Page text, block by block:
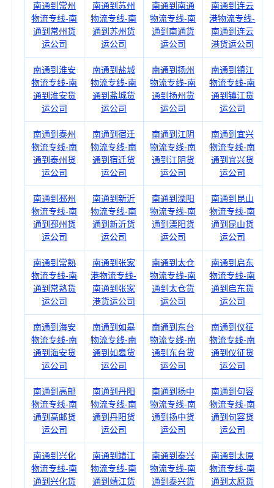
南通到常州
物流专线-南
通到常州货
运公司
南通到苏州
物流专线-南
通到苏州货
运公司
南通到南通
物流专线-南
通到南通货
运公司
南通到连云
港物流专线-
南通到连云
港货运公司
南通到淮安
物流专线-南
通到淮安货
运公司
南通到盐城
物流专线-南
通到盐城货
运公司
南通到扬州
物流专线-南
通到扬州货
运公司
南通到镇江
物流专线-南
通到镇江货
运公司
南通到泰州
物流专线-南
通到泰州货
运公司
南通到宿迁
物流专线-南
通到宿迁货
运公司
南通到江阴
物流专线-南
通到江阴货
运公司
南通到宜兴
物流专线-南
通到宜兴货
运公司
南通到邳州
物流专线-南
通到邳州货
运公司
南通到新沂
物流专线-南
通到新沂货
运公司
南通到溧阳
物流专线-南
通到溧阳货
运公司
南通到昆山
物流专线-南
通到昆山货
运公司
南通到常熟
物流专线-南
通到常熟货
运公司
南通到张家
港物流专线-
南通到张家
港货运公司
南通到太仓
物流专线-南
通到太仓货
运公司
南通到启东
物流专线-南
通到启东货
运公司
南通到海安
物流专线-南
通到海安货
运公司
南通到如皋
物流专线-南
通到如皋货
运公司
南通到东台
物流专线-南
通到东台货
运公司
南通到仪征
物流专线-南
通到仪征货
运公司
南通到高邮
物流专线-南
通到高邮货
运公司
南通到丹阳
物流专线-南
通到丹阳货
运公司
南通到扬中
物流专线-南
通到扬中货
运公司
南通到句容
物流专线-南
通到句容货
运公司
南通到兴化
物流专线-南
通到兴化货
南通到靖江
物流专线-南
通到靖江货
南通到泰兴
物流专线-南
通到泰兴货
南通到太原
物流专线-南
通到太原货